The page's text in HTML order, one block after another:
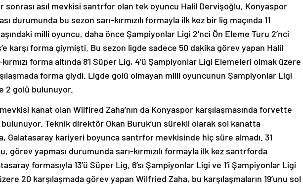
sonrası asıl mevkisi santrfor olan tek oyuncu Halil Dervişoğlu, Konyaspor
durumunda bu sezon sarı-kırmızılı formayla ilk kez bir lig maçında 11
milli oyuncu, daha önce Şampiyonlar Ligi 2’nci Ön Eleme Turu 2’nci
karşı forma giymişti. Bu sezon ligde sadece 50 dakika görev yapan Halil
forma altında 8’i Süper Lig, 4’ü Şampiyonlar Ligi Elemeleri olmak üzere
forma giydi. Ligde golü olmayan milli oyuncunun Şampiyonlar Ligi
2 golü bulunuyor.
kanat olan Wilfired Zaha’nın da Konyaspor karşılaşmasında forvette
Teknik direktör Okan Buruk’un sürekli olarak sol kanatta
Galatasaray kariyeri boyunca santrfor mevkisinde hiç süre almadı. 31
görev yapması durumunda sarı-kırmızılı formayla ilk kez santrforda
formasıyla 13’ü Süper Lig, 6’sı Şampiyonlar Ligi ve 1’i Şampiyonlar Ligi
20 karşılaşmada görev yapan Wilfried Zaha, bu karşılaşmaların 19’unu sol